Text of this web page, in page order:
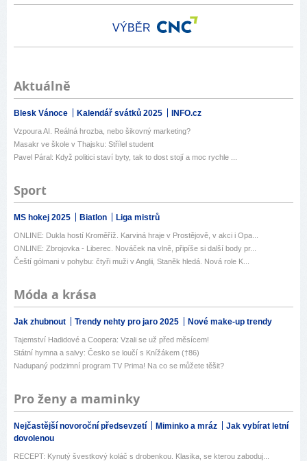
VÝBĚR
Aktuálně
Blesk Vánoce Kalendář svátků 2025 INFO.cz
Vzpoura AI. Reálná hrozba, nebo šikovný marketing?
Masakr ve škole v Thajsku: Střílel student
Pavel Páral: Když politici staví byty, tak to dost stojí a moc rychle ...
Sport
MS hokej 2025 Biatlon Liga mistrů
ONLINE: Dukla hostí Kroměříž. Karviná hraje v Prostějově, v akci i Opa...
ONLINE: Zbrojovka - Liberec. Nováček na vlně, připíše si další body pr...
Čeští gólmani v pohybu: čtyři muži v Anglii, Staněk hledá. Nová role K...
Móda a krása
Jak zhubnout Trendy nehty pro jaro 2025 Nové make-up trendy
Tajemství Hadidové a Coopera: Vzali se už před měsícem!
Státní hymna a salvy: Česko se loučí s Knížákem (†86)
Nadupaný podzimní program TV Prima! Na co se můžete těšit?
Pro ženy a maminky
Nejčastější novoroční předsevzetí Miminko a mráz
Jak vybírat letní
dovolenou
RECEPT: Kynutý švestkový koláč s drobenkou. Klasika, se kterou zaboduj...